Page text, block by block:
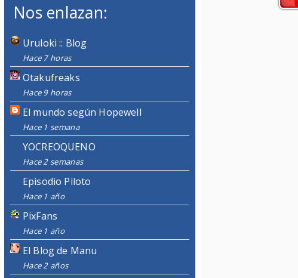
Nos enlazan:
Uruloki :: Blog
Hace 7 horas
Otakufreaks
Hace 9 horas
El mundo según Hopewell
Hace 1 semana
YOCREOQUENO
Hace 2 semanas
Episodio Piloto
Hace 1 año
PixFans
Hace 1 año
El Blog de Manu
Hace 2 años